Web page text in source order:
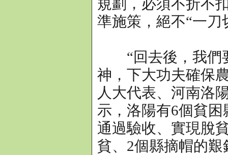
規劃，必須不折不
準施策，絕不“一刀
“回去後，我們
神，下大功夫確保
人大代表、河南洛
示，洛陽有6個貧
通過驗收、實現脫
貧、2個縣摘帽的